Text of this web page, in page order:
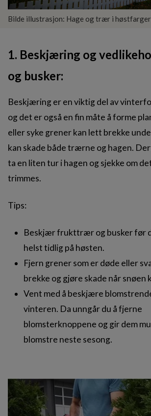
Bilde illustrasjon: Hage og trær i
1. Beskjæring og
og busker:
Beskjæring er en viktig del av
og det er også en fin måte å forme
eller syke grener kan lett brekke
kan skade både trærne og hagen.
ta en liten tur i hagen og sjekke om
trimmes.
Tips:
Beskjær frukttrær og busker før
helst tidlig på høsten.
Fjern grener som er døde eller
brekke og gjøre skade når snøen
Vent med å beskjære
vinteren. Da unngår du å fjerne
blomsterknoppene og gir dem
blomstre neste sesong.